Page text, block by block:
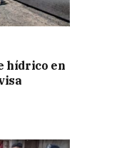
hídrico en